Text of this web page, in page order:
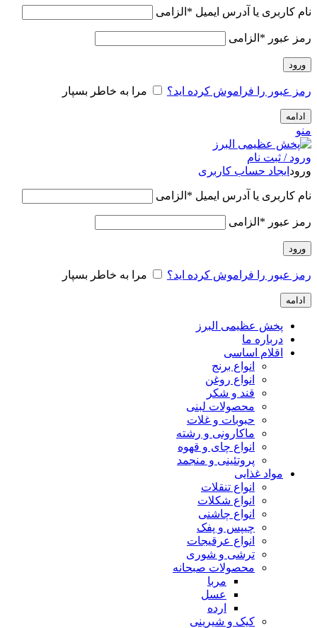
نام کاربری یا آدرس ایمیل * الزامی
رمز عبور * الزامی
ورود
رمز عبور را فراموش کرده اید؟ مرا به خاطر بسپار
ادامه
منو
ورود / ثبت نام
ورود ایجاد حساب کاربری
نام کاربری یا آدرس ایمیل * الزامی
رمز عبور * الزامی
ورود
رمز عبور را فراموش کرده اید؟ مرا به خاطر بسپار
ادامه
پخش عظیمی البرز
درباره ما
اقلام اساسی
انواع برنج
انواع روغن
قند و شکر
محصولات لبنی
حبوبات و غلات
ماکارونی و رشته
انواع چای و قهوه
پروتئینی و منجمد
مواد غذایی
انواع تنقلات
انواع شکلات
انواع چاشنی
چیپس و پفک
انواع عرقیجات
ترشی و شوری
محصولات صبحانه
مربا
عسل
ارده
کیک و شیرینی